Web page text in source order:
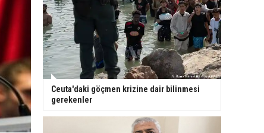
Ceuta'daki göçmen krizine dair bilinmesi
gerekenler